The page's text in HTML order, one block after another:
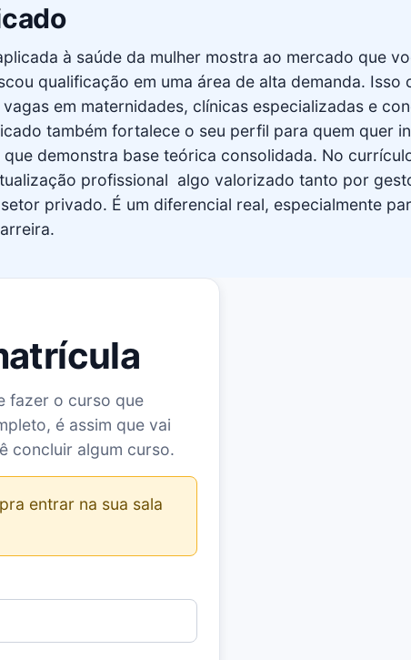
à saúde da mulher mostra ao mercado que
qualificação em uma área de alta demanda. Isso
em maternidades, clínicas especializadas e
também fortalece o seu perfil para quem quer
demonstra base teórica consolidada. No
profissional  algo valorizado tanto por
privado. É um diferencial real, especialmente
fazer o curso que
é assim que vai
concluir algum curso.
pra entrar na sua sala